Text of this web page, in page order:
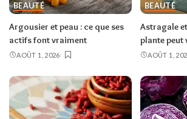
BEAUTÉ
Argousier et peau : ce que ses
actifs font vraiment
AOÛT 1, 2026
BEAUTÉ
Astragale
plante peut
AOÛT 1,